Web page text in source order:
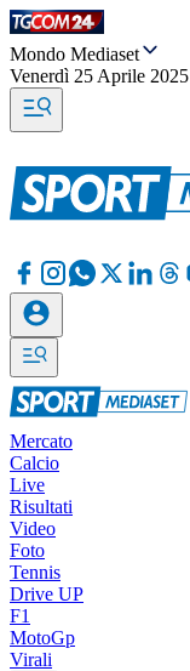
Mondo Mediaset
Venerdì 25 Aprile 2025
Mercato
Calcio
Live
Risultati
Video
Foto
Tennis
Drive UP
F1
MotoGp
Virali